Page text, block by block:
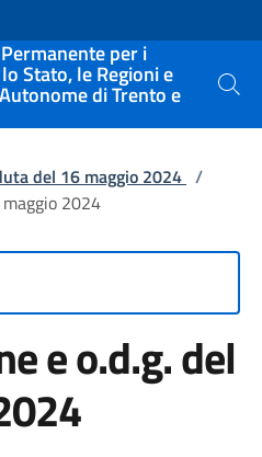
per i
Stato, le Regioni e
di Trento e Cerca
del 16 maggio 2024 /
maggio 2024
e o.d.g. del